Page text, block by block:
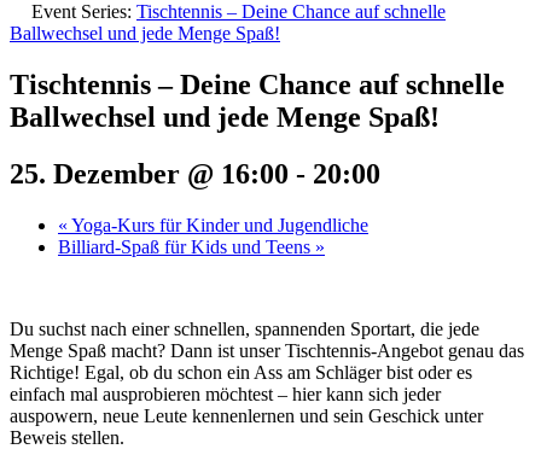
Event Series: Tischtennis – Deine Chance auf schnelle
Ballwechsel und jede Menge Spaß!
Tischtennis – Deine Chance auf schnelle
Ballwechsel und jede Menge Spaß!
25. Dezember @ 16:00 - 20:00
« Yoga-Kurs für Kinder und Jugendliche
Billiard-Spaß für Kids und Teens »
Du suchst nach einer schnellen, spannenden Sportart, die jede
Menge Spaß macht? Dann ist unser Tischtennis-Angebot genau das
Richtige! Egal, ob du schon ein Ass am Schläger bist oder es
einfach mal ausprobieren möchtest – hier kann sich jeder
auspowern, neue Leute kennenlernen und sein Geschick unter
Beweis stellen.